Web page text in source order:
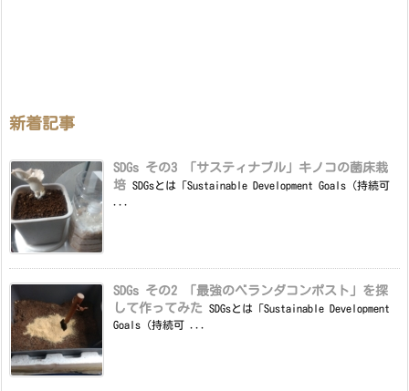
新着記事
SDGs その3 「サスティナブル」キノコの菌床栽
培 SDGsとは「Sustainable Development Goals（持続可
SDGs その2 「最強のベランダコンポスト」を探
して作ってみた
SDGsとは「Sustainable Development
Goals（持続可 ...